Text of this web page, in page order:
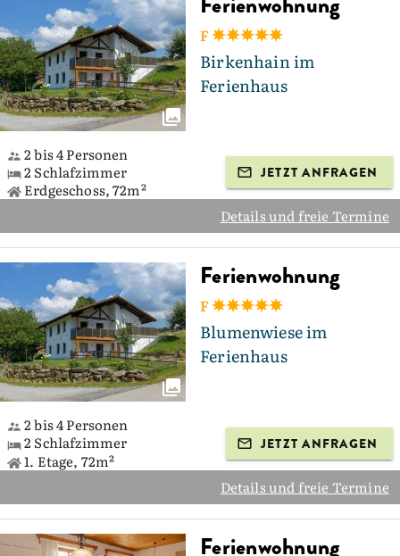
F
Birkenhain im
Ferienhaus
2 bis 4 Personen
2 Schlafzimmer
Erdgeschoss, 72m²
JETZT ANFRAGEN
Details und freie Termine
Ferienwohnung
F
Blumenwiese im
Ferienhaus
2 bis 4 Personen
2 Schlafzimmer
1. Etage, 72m²
JETZT ANFRAGEN
Details und freie Termine
Ferienwohnung